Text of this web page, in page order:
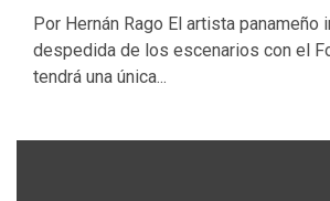
Por Hernán Rago El artista panameño
despedida de los escenarios con el
tendrá una única...